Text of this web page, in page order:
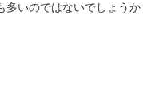
いのではないでしょうか